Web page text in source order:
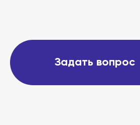
Задать вопрос